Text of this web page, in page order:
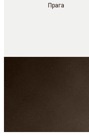
Прага